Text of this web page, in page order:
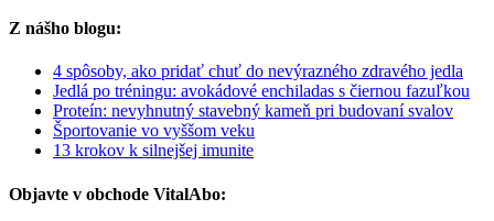
Z nášho blogu:
4 spôsoby, ako pridať chuť do nevýrazného zdravého jedla
Jedlá po tréningu: avokádové enchiladas s čiernou fazuľkou
Proteín: nevyhnutný stavebný kameň pri budovaní svalov
Športovanie vo vyššom veku
13 krokov k silnejšej imunite
Objavte v obchode VitalAbo: